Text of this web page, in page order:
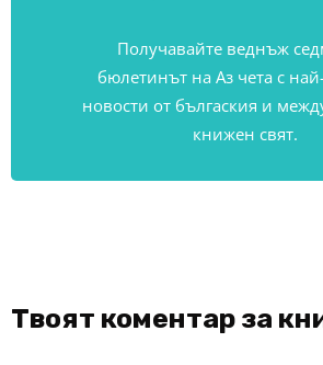
Получавайте веднъж
бюлетинът на Аз чета с
новости от бългаския и
книжен свят.
Твоят коментар за